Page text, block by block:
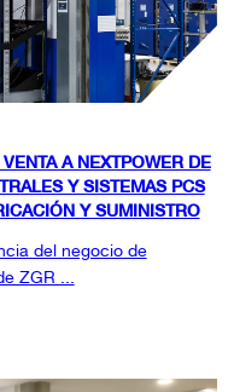
A NEXTPOWER DE
Y SISTEMAS PCS
Y SUMINISTRO
del negocio de
ZGR ...